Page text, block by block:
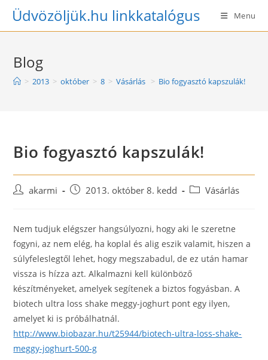
SkipÜdvözöljük.hu linkkatalógus Menu
Blog
> 2013 > október > 8 > Vásárlás > Bio fogyasztó kapszulák!
Bio fogyasztó kapszulák!
Postakarmi
Post2013. október 8. kedd
PostVásárlás
Nem tudjuk elégszer hangsúlyozni, hogy aki le szeretne
fogyni, az nem elég, ha koplal és alig eszik valamit, hiszen a
súlyfeleslegtől lehet, hogy megszabadul, de ez után hamar
vissza is hízza azt. Alkalmazni kell különböző
készítményeket, amelyek segítenek a biztos fogyásban. A
biotech ultra loss shake meggy-joghurt pont egy ilyen,
amelyet ki is próbálhatnál.
http://www.biobazar.hu/t25944/biotech-ultra-loss-shake-
meggy-joghurt-500-g